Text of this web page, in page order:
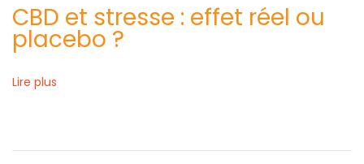
CBD et stresse : effet réel ou
placebo ?
Lire plus